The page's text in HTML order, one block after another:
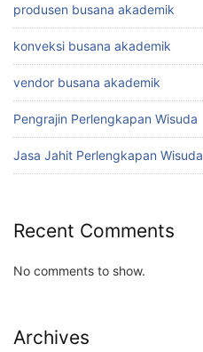
produsen busana akademik
konveksi busana akademik
vendor busana akademik
Pengrajin Perlengkapan Wisuda
Jasa Jahit Perlengkapan Wisuda
Recent Comments
No comments to show.
Archives